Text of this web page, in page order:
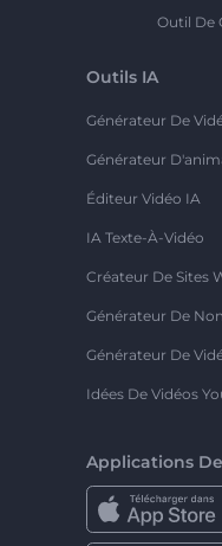
Outil De
Outils IA
Générateur De
Générateur
Éditeur Vidéo IA
IA Texte-À-Vidéo
Créateur De Sites
Générateur De
Générateur De
Idées De Vidéos
Applications